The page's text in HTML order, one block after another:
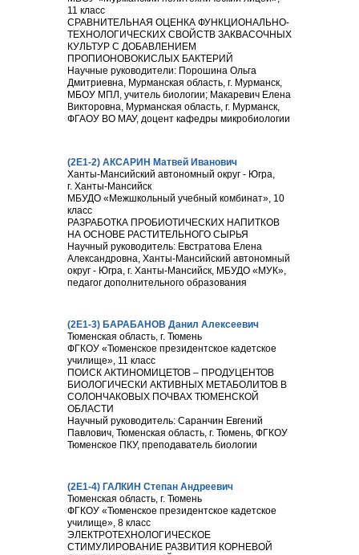
11 класс
СРАВНИТЕЛЬНАЯ ОЦЕНКА ФУНКЦИОНАЛЬНО-
ТЕХНОЛОГИЧЕСКИХ СВОЙСТВ ЗАКВАСОЧНЫХ
КУЛЬТУР С ДОБАВЛЕНИЕМ
ПРОПИОНОВОКИСЛЫХ БАКТЕРИЙ
Научные руководители: Порошина Ольга
Дмитриевна, Мурманская область, г. Мурманск,
МБОУ МПЛ, учитель биологии; Макаревич Елена
Викторовна, Мурманская область, г. Мурманск,
ФГАОУ ВО МАУ, доцент кафедры микробиологии
(2Е1-2) АКСАРИН Матвей Иванович
Ханты-Мансийский автономный округ - Югра,
г. Ханты-Мансийск
МБУДО «Межшкольный учебный комбинат», 10
класс
РАЗРАБОТКА ПРОБИОТИЧЕСКИХ НАПИТКОВ
НА ОСНОВЕ РАСТИТЕЛЬНОГО СЫРЬЯ
Научный руководитель: Евстратова Елена
Александровна, Ханты-Мансийский автономный
округ - Югра, г. Ханты-Мансийск, МБУДО «МУК»,
педагог дополнительного образования
(2Е1-3) БАРАБАНОВ Данил Алексеевич
Тюменская область, г. Тюмень
ФГКОУ «Тюменское президентское кадетское
училище», 11 класс
ПОИСК АКТИНОМИЦЕТОВ – ПРОДУЦЕНТОВ
БИОЛОГИЧЕСКИ АКТИВНЫХ МЕТАБОЛИТОВ В
СОЛОНЧАКОВЫХ ПОЧВАХ ТЮМЕНСКОЙ
ОБЛАСТИ
Научный руководитель: Саранчин Евгений
Павлович, Тюменская область, г. Тюмень, ФГКОУ
Тюменское ПКУ, преподаватель биологии
(2Е1-4) ГАЛКИН Степан Андреевич
Тюменская область, г. Тюмень
ФГКОУ «Тюменское президентское кадетское
училище», 8 класс
ЭЛЕКТРОТЕХНОЛОГИЧЕСКОЕ
СТИМУЛИРОВАНИЕ РАЗВИТИЯ КОРНЕВОЙ